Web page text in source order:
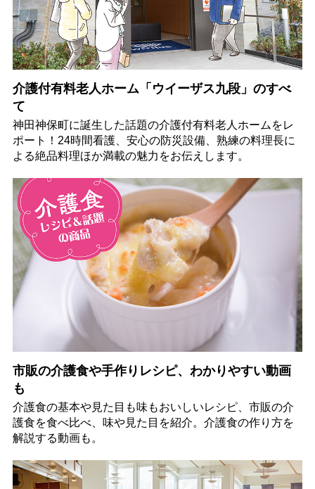
介護付有料老人ホーム「ウイーザス九段」のすべ
て
神田神保町に誕生した話題の介護付有料老人ホームをレ
ポート！24時間看護、安心の防災設備、熟練の料理長に
よる絶品料理ほか満載の魅力をお伝えします。
市販の介護食や手作りレシピ、わかりやすい動画
も
介護食の基本や見た目も味もおいしいレシピ、市販の介
護食を食べ比べ、味や見た目を紹介。介護食の作り方を
解説する動画も。